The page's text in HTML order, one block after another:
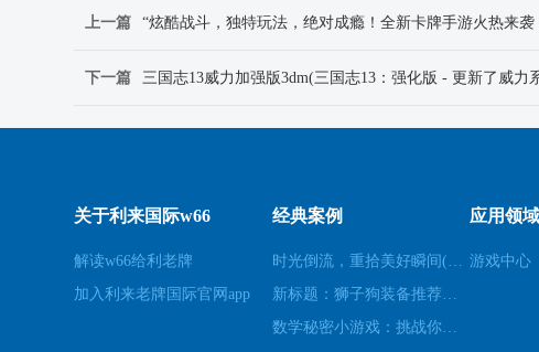
上一篇
下一篇 三国志13威力加强版3dm(三国志13：强化版 - 更新了威力
关于利来国际w66
解读w66给利老牌
加入利来老牌国际官网app
经典案例
时光倒流，重拾美好瞬间(原标题：时光倒流，重拾美好瞬间新标题：重温过去，再次感受美好)
新标题：狮子狗装备推荐，让你成为无敌战士！(狮子狗装备推荐——打造无敌战士！)
数学秘密小游戏：挑战你的数学技能(挑战数学技能的密令：解开数学秘密小游戏的谜题)
应用领域
游戏中心